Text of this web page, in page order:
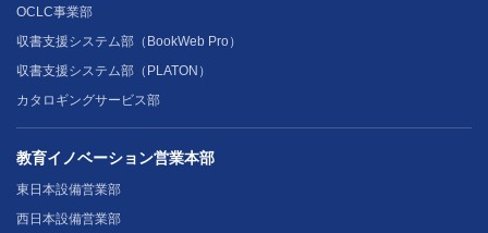
OCLC事業部
収書支援システム部（BookWeb Pro）
収書支援システム部（PLATON）
カタロギングサービス部
教育イノベーション営業本部
東日本設備営業部
西日本設備営業部